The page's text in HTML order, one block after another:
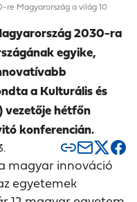
re Magyarország a világ 10
2030-ra
egyike,
a Kulturális és
vezetője hétfőn
konferencián.
magyar innováció
egyetemek